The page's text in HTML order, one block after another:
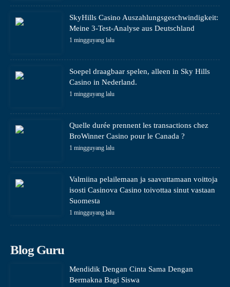
SkyHills Casino Auszahlungsgeschwindigkeit:
Meine 3-Test-Analyse aus Deutschland
1 mingguyang lalu
Soepel draagbaar spelen, alleen in Sky Hills
Casino in Nederland.
1 mingguyang lalu
Quelle durée prennent les transactions chez
BroWinner Casino pour le Canada ?
1 mingguyang lalu
Valmiina pelailemaan ja saavuttamaan voittoja
isosti Casinova Casino toivottaa sinut vastaan
Suomesta
1 mingguyang lalu
Blog Guru
Mendidik Dengan Cinta Sama Dengan
Bermakna Bagi Siswa